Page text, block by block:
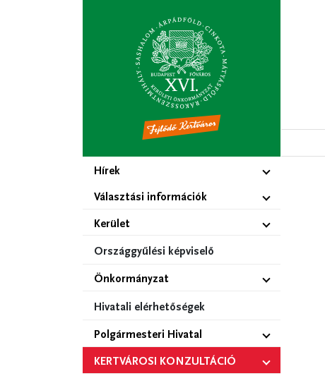
Hírek
Választási információk
Kerület
Országgyűlési képviselő
Önkormányzat
Hivatali elérhetőségek
Polgármesteri Hivatal
KERTVÁROSI KONZULTÁCIÓ